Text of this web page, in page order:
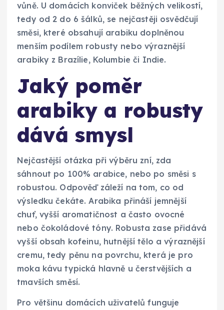
vůně. U domácích konviček běžných velikostí,
tedy od 2 do 6 šálků, se nejčastěji osvědčují
směsi, které obsahují arabiku doplněnou
menším podílem robusty nebo výraznější
arabiky z Brazílie, Kolumbie či Indie.
Jaký poměr
arabiky a robusty
dává smysl
Nejčastější otázka při výběru zní, zda
sáhnout po 100% arabice, nebo po směsi s
robustou. Odpověď záleží na tom, co od
výsledku čekáte. Arabika přináší jemnější
chuť, vyšší aromatičnost a často ovocné
nebo čokoládové tóny. Robusta zase přidává
vyšší obsah kofeinu, hutnější tělo a výraznější
cremu, tedy pěnu na povrchu, která je pro
moka kávu typická hlavně u čerstvějších a
tmavších směsí.
Pro většinu domácích uživatelů funguje